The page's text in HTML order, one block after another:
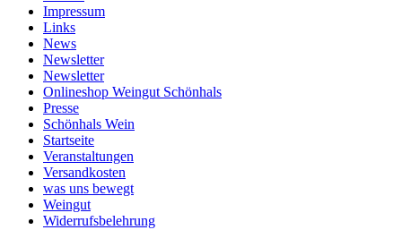
Impressum
Links
News
Newsletter
Newsletter
Onlineshop Weingut Schönhals
Presse
Schönhals Wein
Startseite
Veranstaltungen
Versandkosten
was uns bewegt
Weingut
Widerrufsbelehrung